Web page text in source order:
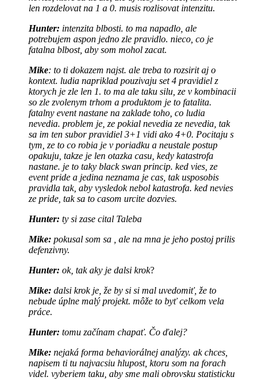
len rozdelovat na 1 a 0. musis rozlisovat intenzitu.
Hunter: intenzita blbosti. to ma napadlo, ale
potrebujem aspon jedno zle pravidlo. nieco, co je
fatalna blbost, aby som mohol zacat.
Mike: to ti dokazem najst. ale treba to rozsirit aj o
kontext. ludia napriklad pouzivaju set 4 pravidiel z
ktorych je zle len 1. to ma ale taku silu, ze v kombinacii
so zle zvolenym trhom a produktom je to fatalita.
fatalny event nastane na zaklade toho, co ludia
nevedia. problem je, ze pokial nevedia ze nevedia, tak
sa im ten subor pravidiel 3+1 vidi ako 4+0. Pocitaju s
tym, ze to co robia je v poriadku a neustale postup
opakuju, takze je len otazka casu, kedy katastrofa
nastane. je to taky black swan princip. ked vies, ze
event pride a jedina neznama je cas, tak usposobis
pravidla tak, aby vysledok nebol katastrofa. ked nevies
ze pride, tak sa to casom urcite dozvies.
Hunter: ty si zase cital Taleba
Mike: pokusal som sa , ale na mna je jeho postoj prilis
defenzivny.
Hunter: ok, tak aky je dalsi krok?
Mike: dalsi krok je, že by si si mal uvedomiť, že to
nebude úplne malý projekt. môže to byť celkom vela
práce.
Hunter: tomu začínam chapať. Čo ďalej?
Mike: nejaká forma behaviorálnej analýzy. ak chces,
napisem ti tu najvacsiu hlupost, ktoru som na forach
videl. vyberiem taku, aby sme mali obrovsku statisticku